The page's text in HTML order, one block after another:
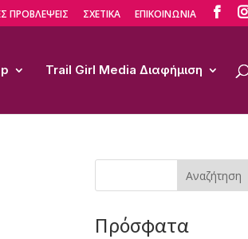
ΠΡΟΒΛΕΨΕΙΣ ΣΧΕΤΙΚΑ ΕΠΙΚΟΙΝΩΝΙΑ 
Trail Girl Media Διαφήμιση
Αναζήτηση
Πρόσφατα